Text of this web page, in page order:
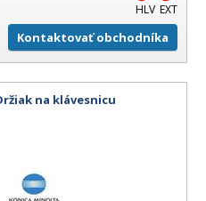
HLV EXT
Kontaktovať obchodníka
na klávesnicu